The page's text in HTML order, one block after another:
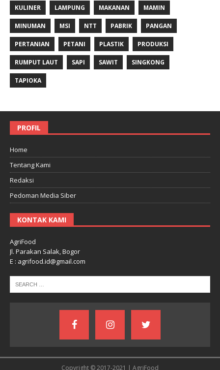
KULINER LAMPUNG MAKANAN MAMIN
MINUMAN MSI NTT PABRIK PANGAN
PERTANIAN PETANI PLASTIK PRODUKSI
RUMPUT LAUT SAPI SAWIT SINGKONG
TAPIOKA
PROFIL
Home
Tentang Kami
Redaksi
Pedoman Media Siber
KONTAK KAMI
AgriFood
Jl. Parakan Salak, Bogor
E : agrifood.id@gmail.com
Copyright © 2017-2021 | AgriFood